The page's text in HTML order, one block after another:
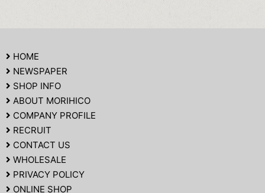
HOME
NEWSPAPER
SHOP INFO
ABOUT MORIHICO
COMPANY PROFILE
RECRUIT
CONTACT US
WHOLESALE
PRIVACY POLICY
ONLINE SHOP